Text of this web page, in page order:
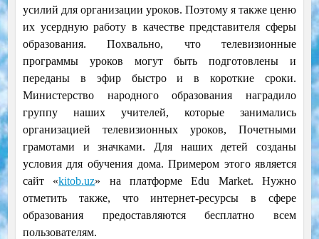
усилий для организации уроков. Поэтому я также ценю
их усердную работу в качестве представителя сферы
образования. Похвально, что телевизионные
программы уроков могут быть подготовлены и
переданы в эфир быстро и в короткие сроки.
Министерство народного образования наградило
группу наших учителей, которые занимались
организацией телевизионных уроков, Почетными
грамотами и значками. Для наших детей созданы
условия для обучения дома. Примером этого является
сайт «kitob.uz» на платформе Edu Market. Нужно
отметить также, что интернет-ресурсы в сфере
образования предоставляются бесплатно всем
пользователям.